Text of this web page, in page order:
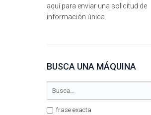
aquí para enviar una solicitud de
información única.
BUSCA UNA MÁQUINA
frase exacta